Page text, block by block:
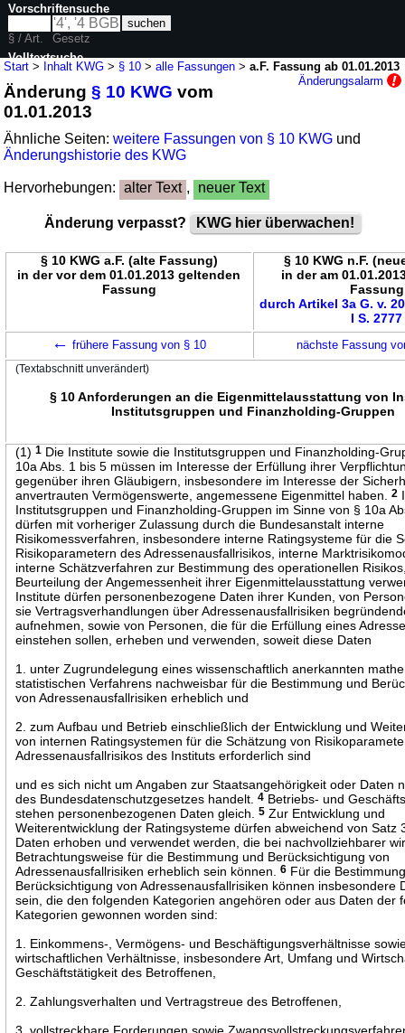
Start > Inhalt KWG > § 10 >alle Fassungen >a.F. Fassung ab 01.01.2013
Änderungsalarm
Änderung§ 10 KWG vom
01.01.2013
Ähnliche Seiten:weitere Fassungen von § 10 KWG und
Änderungshistorie des KWG
Hervorhebungen: alter Text , neuer Text
Änderung verpasst? KWG hier überwachen!
§ 10 KWG a.F. (alte Fassung)
in der vor dem 01.01.2013 geltenden
Fassung
§ 10 KWG n.F.
in der am
Fassung
durch Artikel 3a G. v.
I S. 2777
← frühere Fassung von § 10 nächste Fassung
(Textabschnitt unverändert)
§ 10 Anforderungen an die Eigenmittelausstattung von
Institutsgruppen und Finanzholding-Gruppen
(1)1 Die Institute sowie die Institutsgruppen und Finanzholding-
10a Abs. 1 bis 5 müssen im Interesse der Erfüllung ihrer
gegenüber ihren Gläubigern, insbesondere im Interesse der
anvertrauten Vermögenswerte, angemessene Eigenmittel haben.2
Institutsgruppen und Finanzholding-Gruppen im Sinne von § 10a
dürfen mit vorheriger Zulassung durch die Bundesanstalt interne
Risikomessverfahren, insbesondere interne Ratingsysteme für die
Risikoparametern des Adressenausfallrisikos, interne
interne Schätzverfahren zur Bestimmung des operationellen
Beurteilung der Angemessenheit ihrer Eigenmittelausstattung
Institute dürfen personenbezogene Daten ihrer Kunden, von
sie Vertragsverhandlungen über Adressenausfallrisiken
aufnehmen, sowie von Personen, die für die Erfüllung eines
einstehen sollen, erheben und verwenden, soweit diese Daten
1. unter Zugrundelegung eines wissenschaftlich anerkannten
statistischen Verfahrens nachweisbar für die Bestimmung und
von Adressenausfallrisiken erheblich und
2. zum Aufbau und Betrieb einschließlich der Entwicklung und
von internen Ratingsystemen für die Schätzung von
Adressenausfallrisikos des Instituts erforderlich sind
und es sich nicht um Angaben zur Staatsangehörigkeit oder Daten
des Bundesdatenschutzgesetzes handelt.4 Betriebs- und
stehen personenbezogenen Daten gleich.5 Zur Entwicklung und
Weiterentwicklung der Ratingsysteme dürfen abweichend von Satz
Daten erhoben und verwendet werden, die bei nachvollziehbarer
Betrachtungsweise für die Bestimmung und Berücksichtigung von
Adressenausfallrisiken erheblich sein können.6 Für die
Berücksichtigung von Adressenausfallrisiken können insbesondere
sein, die den folgenden Kategorien angehören oder aus Daten der
Kategorien gewonnen worden sind:
1. Einkommens-, Vermögens- und Beschäftigungsverhältnisse
wirtschaftlichen Verhältnisse, insbesondere Art, Umfang und
Geschäftstätigkeit des Betroffenen,
2. Zahlungsverhalten und Vertragstreue des Betroffenen,
3. vollstreckbare Forderungen sowie
Vorschriftensuche
§ / Art.
Gesetz
Volltextsuche
nur in KWG